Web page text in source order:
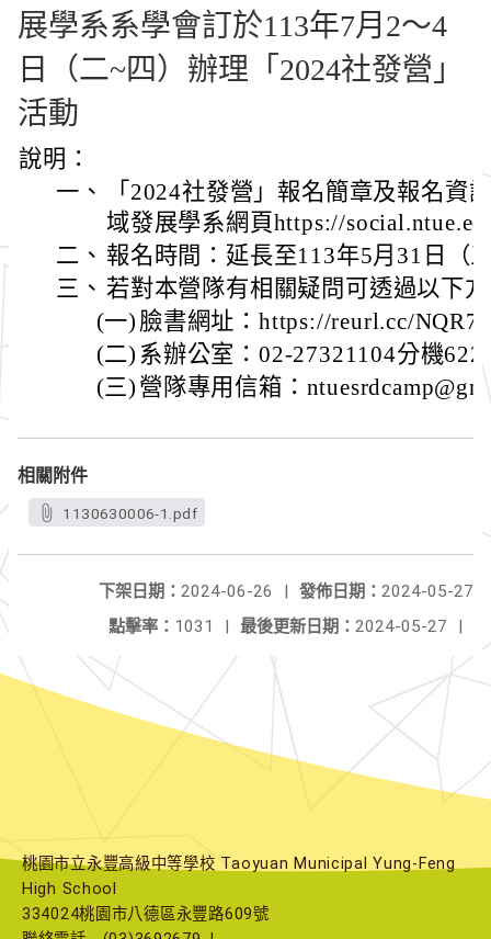
展學系系學會訂於113年7月2～4
日（二~四）辦理「2024社發營」
活動
說明：
一、
「2024社發營」報名簡章及報名資
域發展學系網頁https://
二、 報名時間：延長至113年5月31日（
三、 若對本營隊有相關疑問可透過以下
(一) 臉書網址：https://reurl.cc/
(二) 系辦公室：02-27321104分機
(三) 營隊專用信箱：
相關附件
1130630006-1.pdf
發佈日期： 2024-05-27
下架日期： 2024-06-26
|
最後更新日期： 2024-05-27 |
點擊率： 1031 |
桃園市立永豐高級中等學校 Taoyuan Municipal Yung-Feng
High School
334024桃園市八德區永豐路609號